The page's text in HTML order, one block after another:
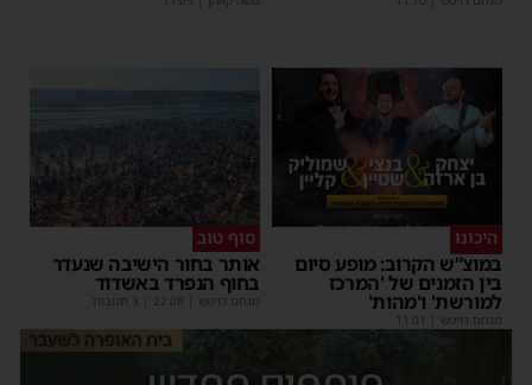
היכונו
במוצ”ש הקרוב: מופע סיום
בין הזמנים של 'המרכז
למורשת' ו'מהות'
מנחם דויטש 11:01
סוף טוב
אותר בחור הישיבה שנעדר
בחוף הנפרד באשדוד
מנחם דויטש 22:08